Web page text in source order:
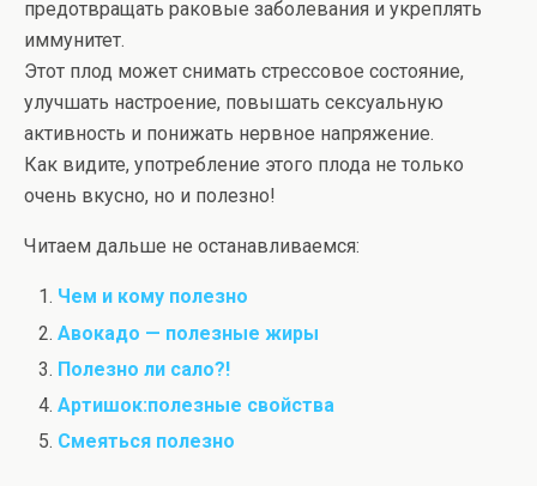
предотвращать раковые заболевания и укреплять
иммунитет.
Этот плод может снимать стрессовое состояние,
улучшать настроение, повышать сексуальную
активность и понижать нервное напряжение.
Как видите, употребление этого плода не только
очень вкусно, но и полезно!
Читаем дальше не останавливаемся:
Чем и кому полезно
Авокадо — полезные жиры
Полезно ли сало?!
Артишок:полезные свойства
Смеяться полезно